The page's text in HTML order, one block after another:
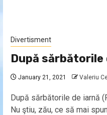
Divertisment
După sărbătorile
January 21, 2021 Valeriu
După sărbătorile de iarnă
Nu ştiu, zău, ce să mai